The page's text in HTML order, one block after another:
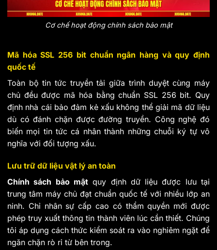
Cơ chế hoạt động chính sách bảo mật
Mã hóa SSL 256 bit chuẩn ngân hàng và quy định
quốc tế
Toàn bộ tin tức truyền tải giữa trình duyệt cùng máy
chủ đều được mã hóa bằng chuẩn SSL 256 bit. Quy
định nhà cái bảo đảm kẻ xấu không thể giải mã dữ liệu
dù có đánh chặn được đường truyền. Công nghệ đó
biến mọi tin tức cá nhân thành những chuỗi ký tự vô
nghĩa với đối tượng xấu.
Lưu trữ dữ liệu vật lý an toàn
Chính sách bảo mậtquy định dữ liệu được lưu tại
trung tâm máy chủ đạt chuẩn quốc tế với nhiều lớp an
ninh. Chỉ nhân sự cấp cao có thẩm quyền mới được
phép truy xuất thông tin thành viên lúc cần thiết. Chúng
tôi áp dụng cách thức kiểm soát ra vào nghiêm ngặt để
ngăn chặn rò rỉ từ bên trong.